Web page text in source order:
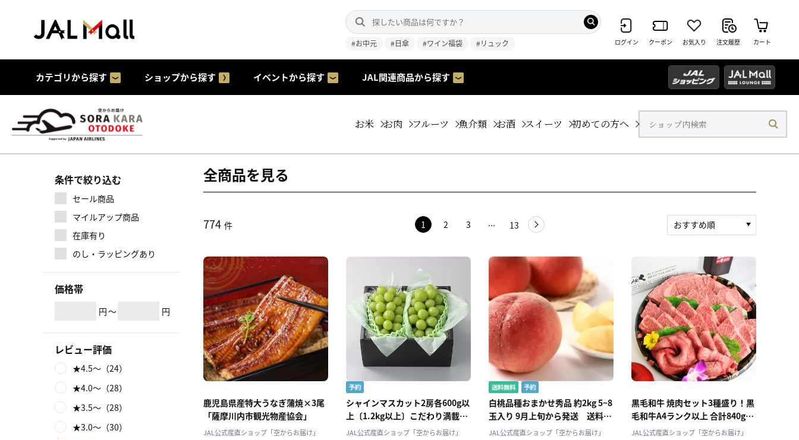
#お中元 #日傘 #ワイン福袋 #リュック ログイン クーポン お気入り 注文履歴 カート
カテゴリから探す ショップから探す イベントから探す JAL関連商品から探す
お米 お肉 フルーツ 魚介類 お酒 スイーツ 初めての方へ
マイルアップ商品
条件で絞り込む
セール商品
在庫有り
のし・ラッピングあり
価格帯
円～ 円
レビュー評価
★4.5～（24）
★4.0～（28）
★3.5～（28）
★3.0～（30）
全商品を見る
774 件 1 2 3 13
おすすめ順
積算マイル率（高い
順）
人気順
レビュー件数（多い
順）
レビュー評価（高い
順）
価格（安い順）
価格（高い順）
鹿児島県産特大うなぎ蒲焼×3尾
「薩摩川内市観光物産協会」
JAL公式産直ショップ「空からお届け」
シャインマスカット2房各600g以
上〔1.2kg以上〕こだわり満載厳
選!〔葡萄農家が贈る〕「Nini
JAL公式産直ショップ「空からお届け」
白桃品種おまかせ秀品 約2kg 5~8
玉入り 9月上旬から発送 送料無
料「アンスリーファーム」
JAL公式産直ショップ「空からお届け」
黒毛和牛 焼肉セット3種盛り！黒
毛和牛A4ランク以上 合計840gで
お届け！「肉のたかむく」産直
JAL公式産直ショップ「空からお届け」